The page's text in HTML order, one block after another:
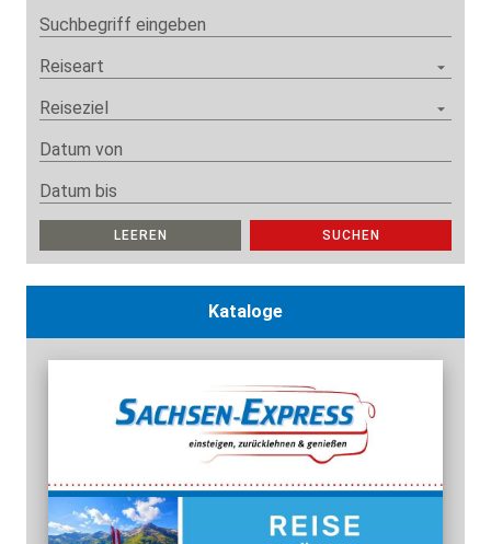
Suchbegriff eingeben
Reiseart
Reiseziel
Datum von
Datum bis
LEEREN SUCHEN
Kataloge